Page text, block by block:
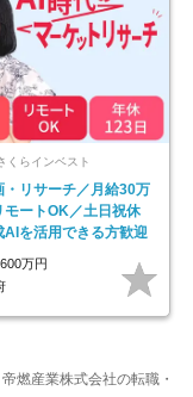
くらインベスト
・リサーチ／月給30万
モートOK／土日祝休
AIを活用できる方歓迎
万円
帝燃産業株式会社の転職・